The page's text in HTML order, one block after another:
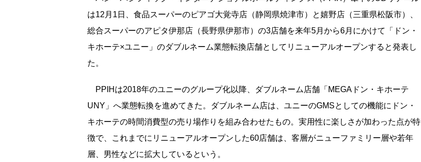
は12月1日、食品スーパーのピアゴ大覚寺店（静岡県焼津市）と嬉野店（三重県松阪市）、
総合スーパーのアピタ伊那店（長野県伊那市）の3店舗を来年5月から6月にかけて「ドン・
キホーテ×ユニー」のダブルネーム業態転換店舗としてリニューアルオープンすると発表し
た。
PPIHは2018年のユニーのグループ化以降、ダブルネーム店舗「MEGAドン・キホーテ
UNY」へ業態転換を進めてきた。ダブルネーム店は、ユニーのGMSとしての機能にドン・
キホーテの時間消費型の売り場作りを組み合わせたもの。実用性に楽しさが加わった点が特
徴で、これまでにリニューアルオープンした60店舗は、客層がニューファミリー層や若年
層、男性などに拡大しているという。